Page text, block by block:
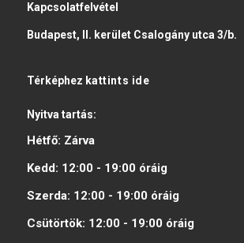
Kapcsolatfelvétel
Budapest, II. kerület Csalogány utca 3/b.
Térképhez kattints ide
Nyitva tartás:
Hétfő: Zárva
Kedd: 12:00 - 19:00 óráig
Szerda: 12:00 - 19:00 óráig
Csütörtök: 12:00 - 19:00 óráig